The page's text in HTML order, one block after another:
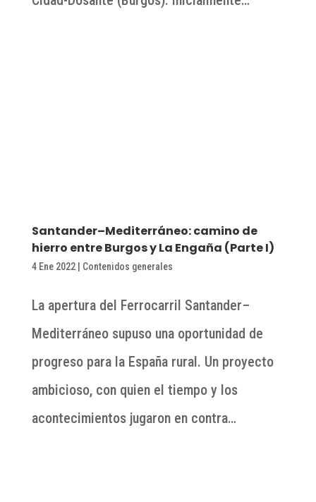
Santander–Mediterráneo: camino de
hierro entre Burgos y La Engaña (Parte I)
4 Ene 2022| Contenidos generales
La apertura del Ferrocarril Santander–
Mediterráneo supuso una oportunidad de
progreso para la España rural. Un proyecto
ambicioso, con quien el tiempo y los
acontecimientos jugaron en contra…